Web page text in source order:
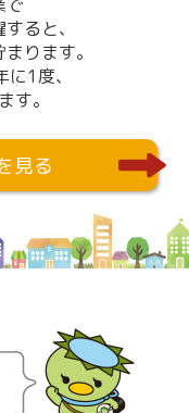
ると、
ります。
1度、
す。
見る